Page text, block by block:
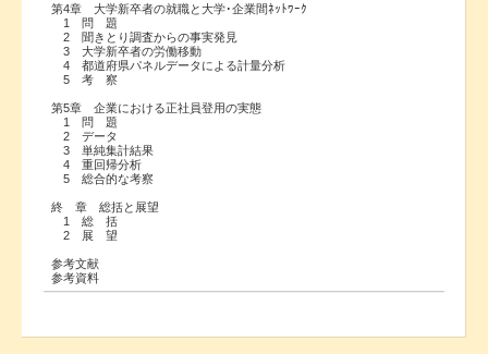
第4章 大学新卒者の就職と大学･企業間ﾈｯﾄﾜｰｸ
1 問 題
2 聞きとり調査からの事実発見
3 大学新卒者の労働移動
4 都道府県パネルデータによる計量分析
5 考 察
第5章 企業における正社員登用の実態
1 問 題
2 データ
3 単純集計結果
4 重回帰分析
5 総合的な考察
終 章 総括と展望
1 総 括
2 展 望
参考文献
参考資料